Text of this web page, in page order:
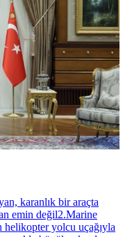
karanlık bir araçta
emin değil2.Marine
helikopter yolcu uçağıyla